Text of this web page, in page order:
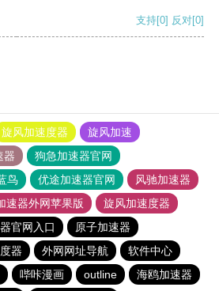
支持[0] 反对[0]
旋风加速度器
旋风加速
器
狗急加速器官网
鸟 优途加速器官网
风驰加速器
速器外网苹果版
旋风加速度器
官网入口
原子加速器
器 外网网址导航
软件中心
哔咔漫画 outline
海鸥加速器